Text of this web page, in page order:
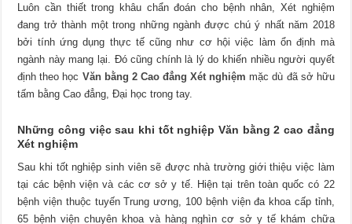
Luôn cần thiết trong khâu chẩn đoán cho bệnh nhân, Xét nghiệm
đang trở thành một trong những ngành được chú ý nhất năm 2018
bởi tính ứng dụng thực tế cũng như cơ hội việc làm ổn định mà
ngành này mang lại. Đó cũng chính là lý do khiến nhiều người quyết
định theo học Văn bằng 2 Cao đẳng Xét nghiệm mặc dù đã sở hữu
tấm bằng Cao đẳng, Đại học trong tay.
Những công việc sau khi tốt nghiệp Văn bằng 2 cao đẳng
Xét nghiệm
Sau khi tốt nghiệp sinh viên sẽ được nhà trường giới thiệu việc làm
tại các bệnh viện và các cơ sở y tế. Hiện tại trên toàn quốc có 22
bệnh viện thuộc tuyến Trung ương, 100 bệnh viện đa khoa cấp tỉnh,
65 bệnh viện chuyên khoa và hàng nghìn cơ sở y tế khám chữa